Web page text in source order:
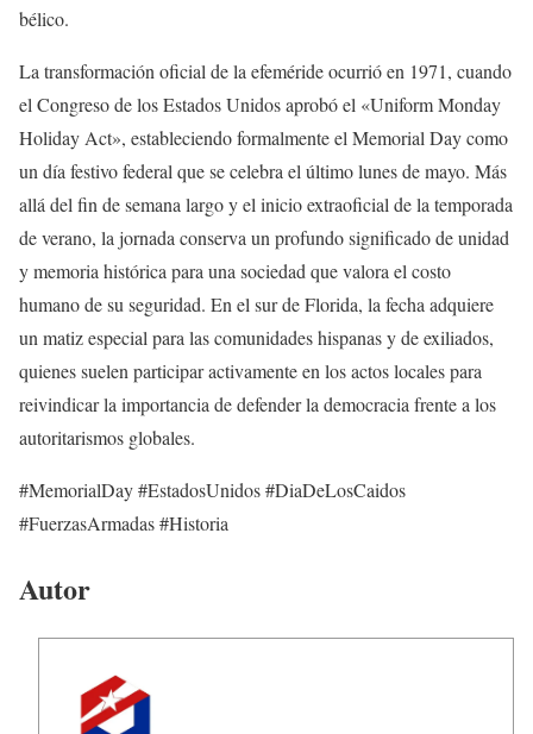
bélico.
La transformación oficial de la efeméride ocurrió en 1971, cuando
el Congreso de los Estados Unidos aprobó el «Uniform Monday
Holiday Act», estableciendo formalmente el Memorial Day como
un día festivo federal que se celebra el último lunes de mayo. Más
allá del fin de semana largo y el inicio extraoficial de la temporada
de verano, la jornada conserva un profundo significado de unidad
y memoria histórica para una sociedad que valora el costo
humano de su seguridad. En el sur de Florida, la fecha adquiere
un matiz especial para las comunidades hispanas y de exiliados,
quienes suelen participar activamente en los actos locales para
reivindicar la importancia de defender la democracia frente a los
autoritarismos globales.
#MemorialDay #EstadosUnidos #DiaDeLosCaidos
#FuerzasArmadas #Historia
Autor